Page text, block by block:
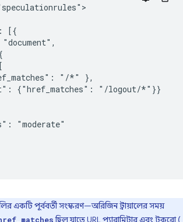
[{
"/*" },
{"href_matches": "/logout/*"}}
"moderate"
একটি পূর্ববর্তী সংস্করণ—অরিজিন ট্রায়ালের সময়
ছিল যাতে URL প্যারামিটার এবং টুকরো (